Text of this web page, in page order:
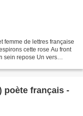
femme de lettres française
cette rose Au front
sein repose Un vers
poète français -